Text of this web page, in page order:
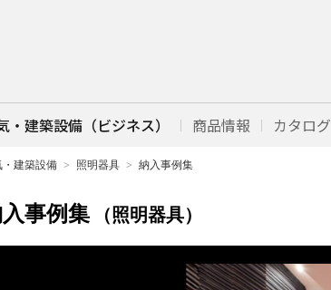
・建築設備（ビジネス） 商品情報 カタログ
・建築設備 照明器具 納入事例集
事例集 （照明器具）